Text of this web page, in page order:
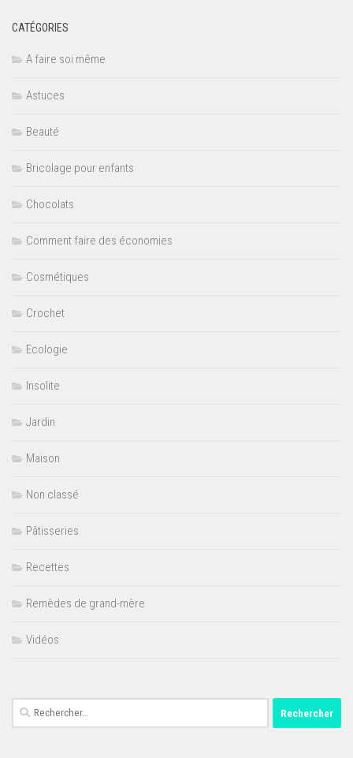
CATÉGORIES
A faire soi même
Astuces
Beauté
Bricolage pour enfants
Chocolats
Comment faire des économies
Cosmétiques
Crochet
Ecologie
Insolite
Jardin
Maison
Non classé
Pâtisseries
Recettes
Remèdes de grand-mère
Vidéos
Rechercher :